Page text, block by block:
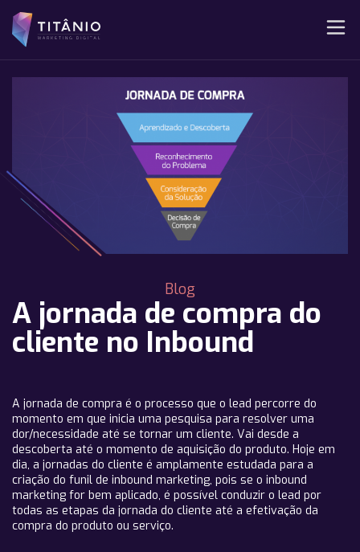
Blog
A jornada de compra do
cliente no Inbound
A jornada de compra é o processo que o lead percorre do
momento em que inicia uma pesquisa para resolver uma
dor/necessidade até se tornar um cliente. Vai desde a
descoberta até o momento de aquisição do produto. Hoje em
dia, a jornadas do cliente é amplamente estudada para a
criação do funil de inbound marketing, pois se o inbound
marketing for bem aplicado, é possível conduzir o lead por
todas as etapas da jornada do cliente até a efetivação da
compra do produto ou serviço.